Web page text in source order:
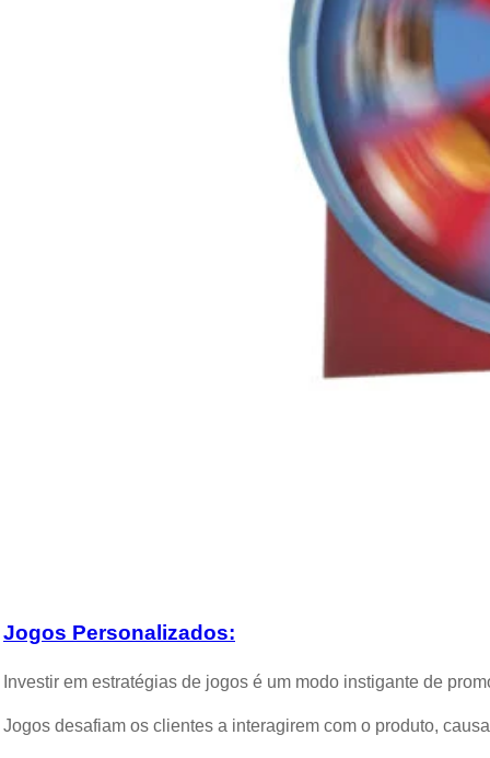
Jogos Personalizados:
Investir em estratégias de jogos é um modo instigante de
Jogos desafiam os clientes a interagirem com o produto,